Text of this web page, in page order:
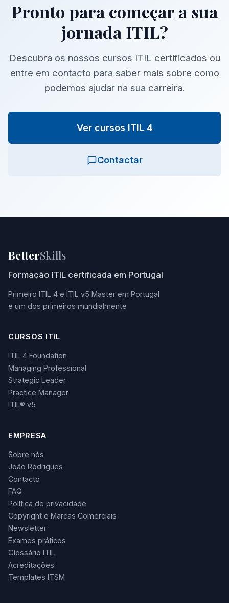
Pronto para começar a sua
jornada ITIL?
Descubra os nossos cursos ITIL certificados ou
entre em contacto para saber mais sobre como
podemos ajudar na sua carreira.
Ver cursos ITIL 4
Contactar
BetterSkills
Formação ITIL certificada em Portugal
Primeiro ITIL 4 e ITIL v5 Master em Portugal
e um dos primeiros mundialmente
CURSOS ITIL
ITIL 4 Foundation
Managing Professional
Strategic Leader
Practice Manager
ITIL® v5
EMPRESA
Sobre nós
João Rodrigues
Contacto
FAQ
Política de privacidade
Copyright e Marcas Comerciais
Newsletter
Exames práticos
Glossário ITIL
Acreditações
Templates ITSM